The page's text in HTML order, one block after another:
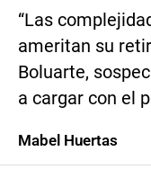
“Las
ameritan su
Boluarte,
a cargar con el
Mabel Huertas